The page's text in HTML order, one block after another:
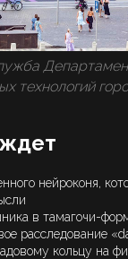
технологий
нейроконя,
в тамагочи-
расследование
кольцу на